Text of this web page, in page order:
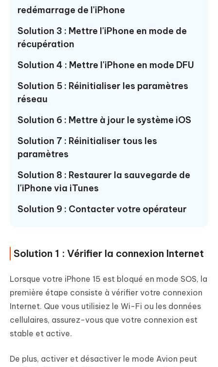
redémarrage de l'iPhone
Solution 3 : Mettre l'iPhone en mode de
récupération
Solution 4 : Mettre l'iPhone en mode DFU
Solution 5 : Réinitialiser les paramètres
réseau
Solution 6 : Mettre à jour le système iOS
Solution 7 : Réinitialiser tous les
paramètres
Solution 8 : Restaurer la sauvegarde de
l'iPhone via iTunes
Solution 9 : Contacter votre opérateur
Solution 1 : Vérifier la connexion Internet
Lorsque votre iPhone 15 est bloqué en mode SOS, la
première étape consiste à vérifier votre connexion
Internet. Que vous utilisiez le Wi-Fi ou les données
cellulaires, assurez-vous que votre connexion est
stable et active.
De plus, activer et désactiver le mode Avion peut